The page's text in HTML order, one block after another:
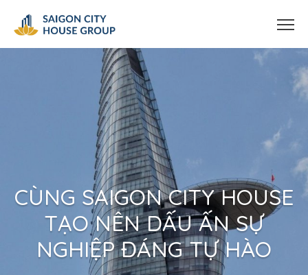
CÙNG SAIGON CITY HOUSE
TẠO NÊN DẤU ẤN SỰ
NGHIỆP ĐÁNG TỰ HÀO